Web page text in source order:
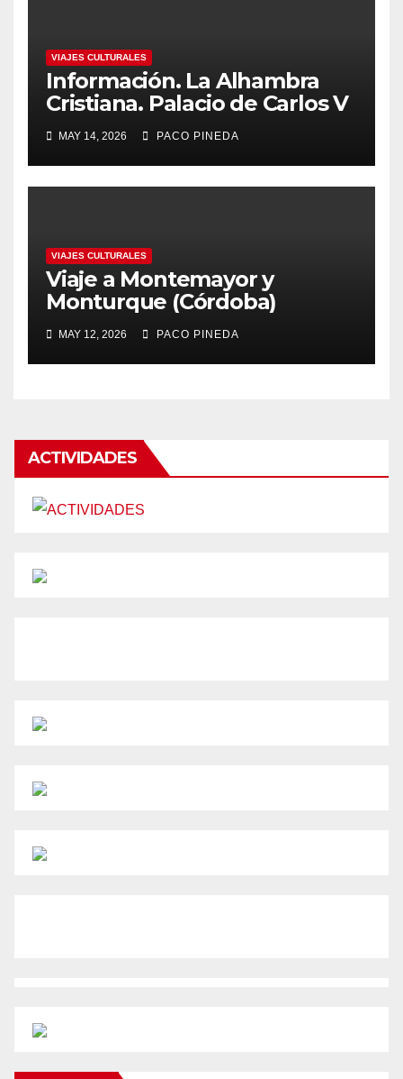
VIAJES CULTURALES
Información. La Alhambra
Cristiana. Palacio de Carlos V
MAY 14, 2026 PACO PINEDA
VIAJES CULTURALES
Viaje a Montemayor y
Monturque (Córdoba)
MAY 12, 2026 PACO PINEDA
ACTIVIDADES